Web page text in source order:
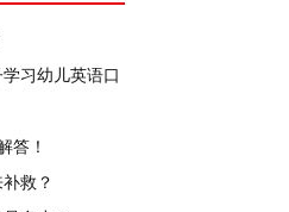
习幼儿英语口
答！
救？